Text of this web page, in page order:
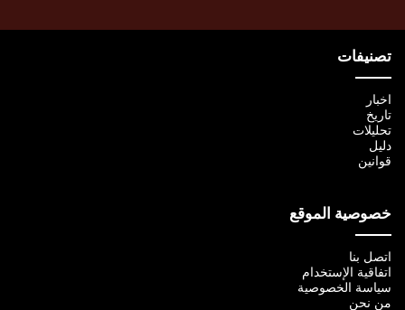
تصنيفات
اخبار
تاريخ
تحليلات
دليل
قوانين
خصوصية الموقع
اتصل بنا
اتفاقية الإستخدام
سياسة الخصوصية
من نحن